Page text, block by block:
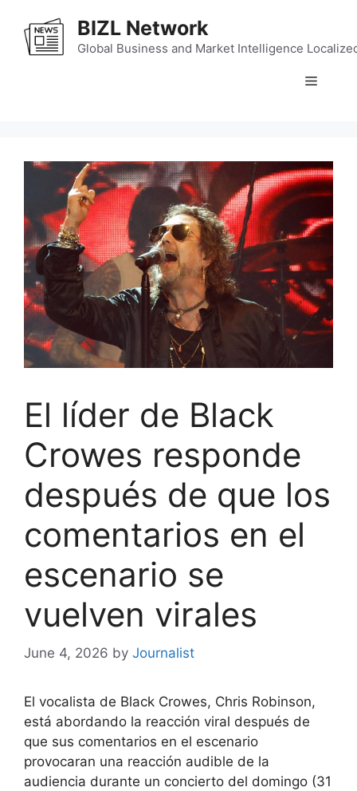
content
BIZL Network
Global Business and Market Intelligence
Menu
El líder de Black
Crowes responde
después de que los
comentarios en el
escenario se
vuelven virales
June 4, 2026 by Journalist
El vocalista de Black Crowes, Chris Robinson,
está abordando la reacción viral después de
que sus comentarios en el escenario
provocaran una reacción audible de la
audiencia durante un concierto del domingo (31